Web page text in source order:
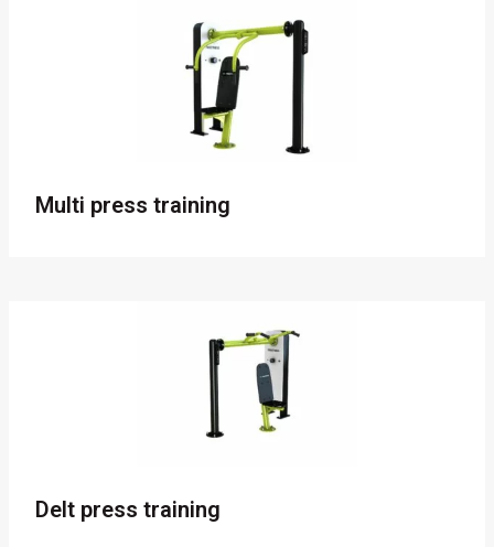
Multi press training
Delt press training